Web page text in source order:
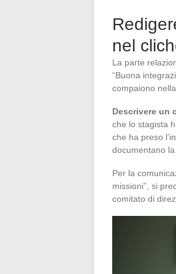
nel
La parte
“Buona
compaiono
Descrivere un
che lo stagista
che ha preso
documentano
Per la
missioni”, si
comitato di